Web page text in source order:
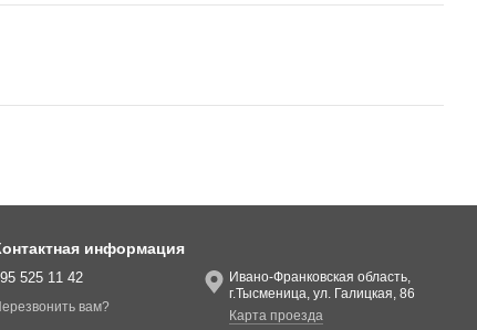
информация
525 11 42
вам?
Ивано-Франковская область,
г.Тысменица, ул. Галицкая, 86
Карта проезда